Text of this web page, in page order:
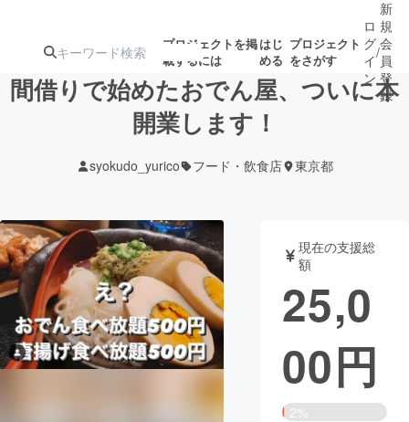
プロジェクトを掲
載するには
はじ
める
プロジェクト
をさがす
ターン
ジェクト
募集終了が近いプ
ロジェクト
されます
アート・写真 音楽
テクノロジー・ガジェット ゲーム・
映像・映画 書籍・雑誌
チャレンジ
ロ
グ
イ
ン
/
新
規
会
員
登
録
間借りで始めたおでん屋、ついに本
開業します！
syokudo_yurico フード・飲食店 東京都
現在の支援総
額
25,0
00円
2%